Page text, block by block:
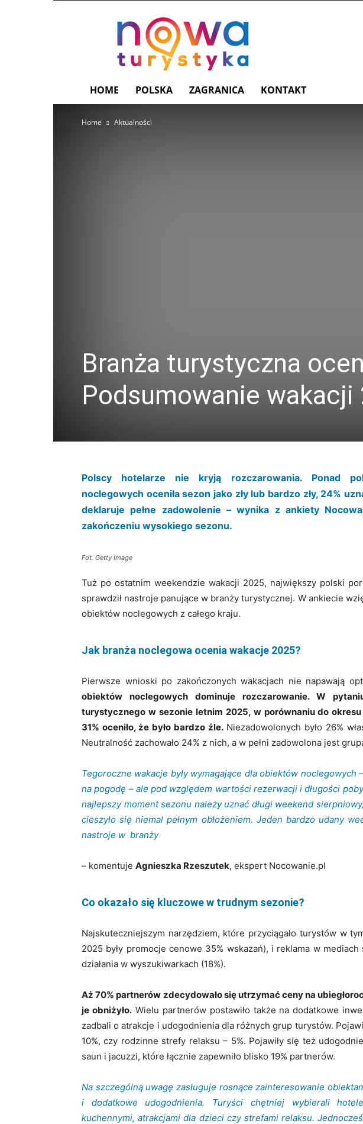
nowaturystyka.pl
HOME POLSKA ZAGRANICA KONTAKT
Home Aktualności
Branża turystyczna
Podsumowanie wakacji
Polscy hotelarze nie kryją rozczarowania. Ponad
noclegowych oceniła sezon jako zły lub bardzo zły, 24%
deklaruje pełne zadowolenie – wynika z ankiety
zakończeniu wysokiego sezonu.
Fot. Getty Image
Tuż po ostatnim weekendzie wakacji 2025, największy polski
sprawdził nastroje panujące w branży turystycznej. W ankiecie
obiektów noclegowych z całego kraju.
Jak branża noclegowa ocenia wakacje 2025?
Pierwsze wnioski po zakończonych wakacjach nie napawają
obiektów noclegowych dominuje rozczarowanie. W
turystycznego w sezonie letnim 2025, w porównaniu do
31% oceniło, że było bardzo źle.Niezadowolonych było 26%
Neutralność zachowało 24% z nich, a w pełni zadowolona jest
Tegoroczne wakacje były wymagające dla obiektów
na pogodę – ale pod względem wartości rezerwacji i długości
najlepszy moment sezonu należy uznać długi weekend
cieszyło się niemal pełnym obłożeniem. Jeden bardzo udany
nastroje w branży
– komentuje Agnieszka Rzeszutek, ekspert Nocowanie.pl
Co okazało się kluczowe w trudnym sezonie?
Najskuteczniejszym narzędziem, które przyciągało turystów w
2025 były promocje cenowe 35% wskazań), i reklama w mediach
działania w wyszukiwarkach (18%).
Aż 70% partnerów zdecydowało się utrzymać ceny na
je obniżyło.Wielu partnerów postawiło także na dodatkowe
zadbali o atrakcje i udogodnienia dla różnych grup turystów.
10%, czy rodzinne strefy relaksu – 5%. Pojawiły się też
saun i jacuzzi, które łącznie zapewniło blisko 19% partnerów.
Na szczególną uwagę zasługuje rosnące zainteresowanie
i dodatkowe udogodnienia. Turyści chętniej wybierali
kuchennymi, atrakcjami dla dzieci czy strefami relaksu.